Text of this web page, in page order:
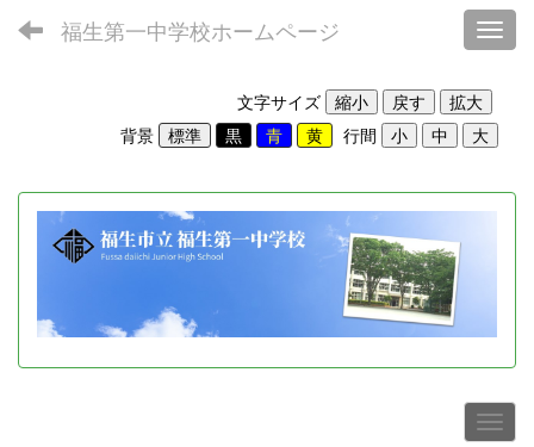
福生第一中学校ホームページ
文字サイズ
背景
行間